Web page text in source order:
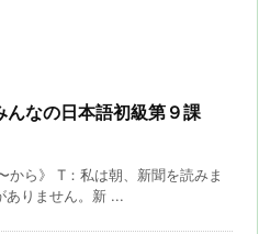
んなの日本語初級第９課
から》 T：私は朝、新聞を読みま
りません。新 ...